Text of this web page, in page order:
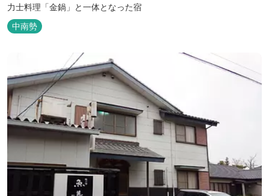
力士料理「金鍋」と一体となった宿
中南勢